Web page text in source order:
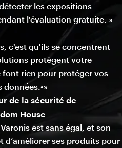
les expositions
l'évaluation gratuite. »
c'est qu'ils se concentrent
protègent votre
rien pour protéger vos
données.•»
de la sécurité de
House
est sans égal, et son
d’améliorer ses produits pour